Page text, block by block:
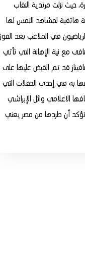
حيث نزلت مرتدية النقاب
هاتفية لمشاهد التمس لها
في الملاعب بعد الفوز
مع نية الإهانة التي تأتي
قد تم القبض عليها على
به في إحدى الحفلات التي
الاعلامي وائل الإبراشي
أن طردها من مصر يعني